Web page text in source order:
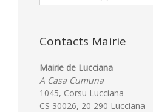
Contacts Mairie
Mairie de Lucciana
A Casa Cumuna
1045, Corsu Lucciana
CS 30026, 20 290 Lucciana